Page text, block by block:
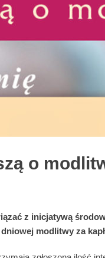
o
z inicjatywą
modlitwy za